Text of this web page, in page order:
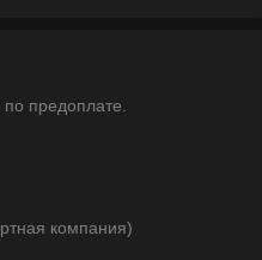
предоплате.
компания)